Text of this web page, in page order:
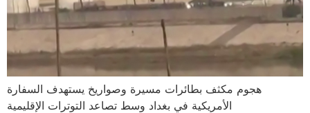
هجوم مكثف بطائرات مسيرة وصواريخ يستهدف السفارة
الأمريكية في بغداد وسط تصاعد التوترات الإقليمية